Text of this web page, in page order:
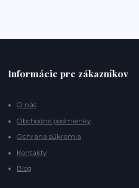
Informácie pre zákazníkov
O nás
Obchodné podmienky
Ochrana súkromia
Kontakty
Blog